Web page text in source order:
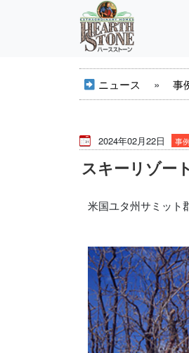
ニュース » 事
2024年02月22日 事
スキーリゾー
米国ユタ州サミット